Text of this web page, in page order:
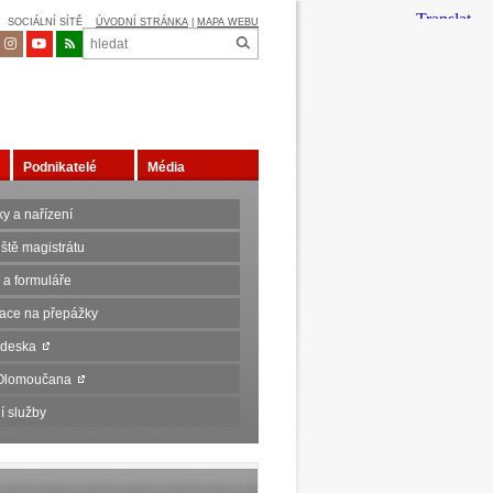
SOCIÁLNÍ SÍTĚ ÚVODNÍ STRÁNKA MAPA WEBU
Podnikatelé Média
a nařízení
magistrátu
a formuláře
na přepážky
služby